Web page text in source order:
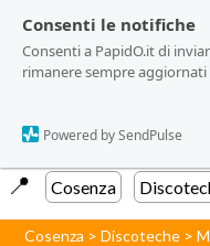
Consenti le notifiche
Consenti a PapidO.it di
rimanere sempre aggiornati
Powered by SendPulse
Consenti le notifiche
Consenti a PapidO.it di
rimanere sempre aggiornati
Powered by SendPulse
📍️ Cosenza
Cosenza >Discoteche >